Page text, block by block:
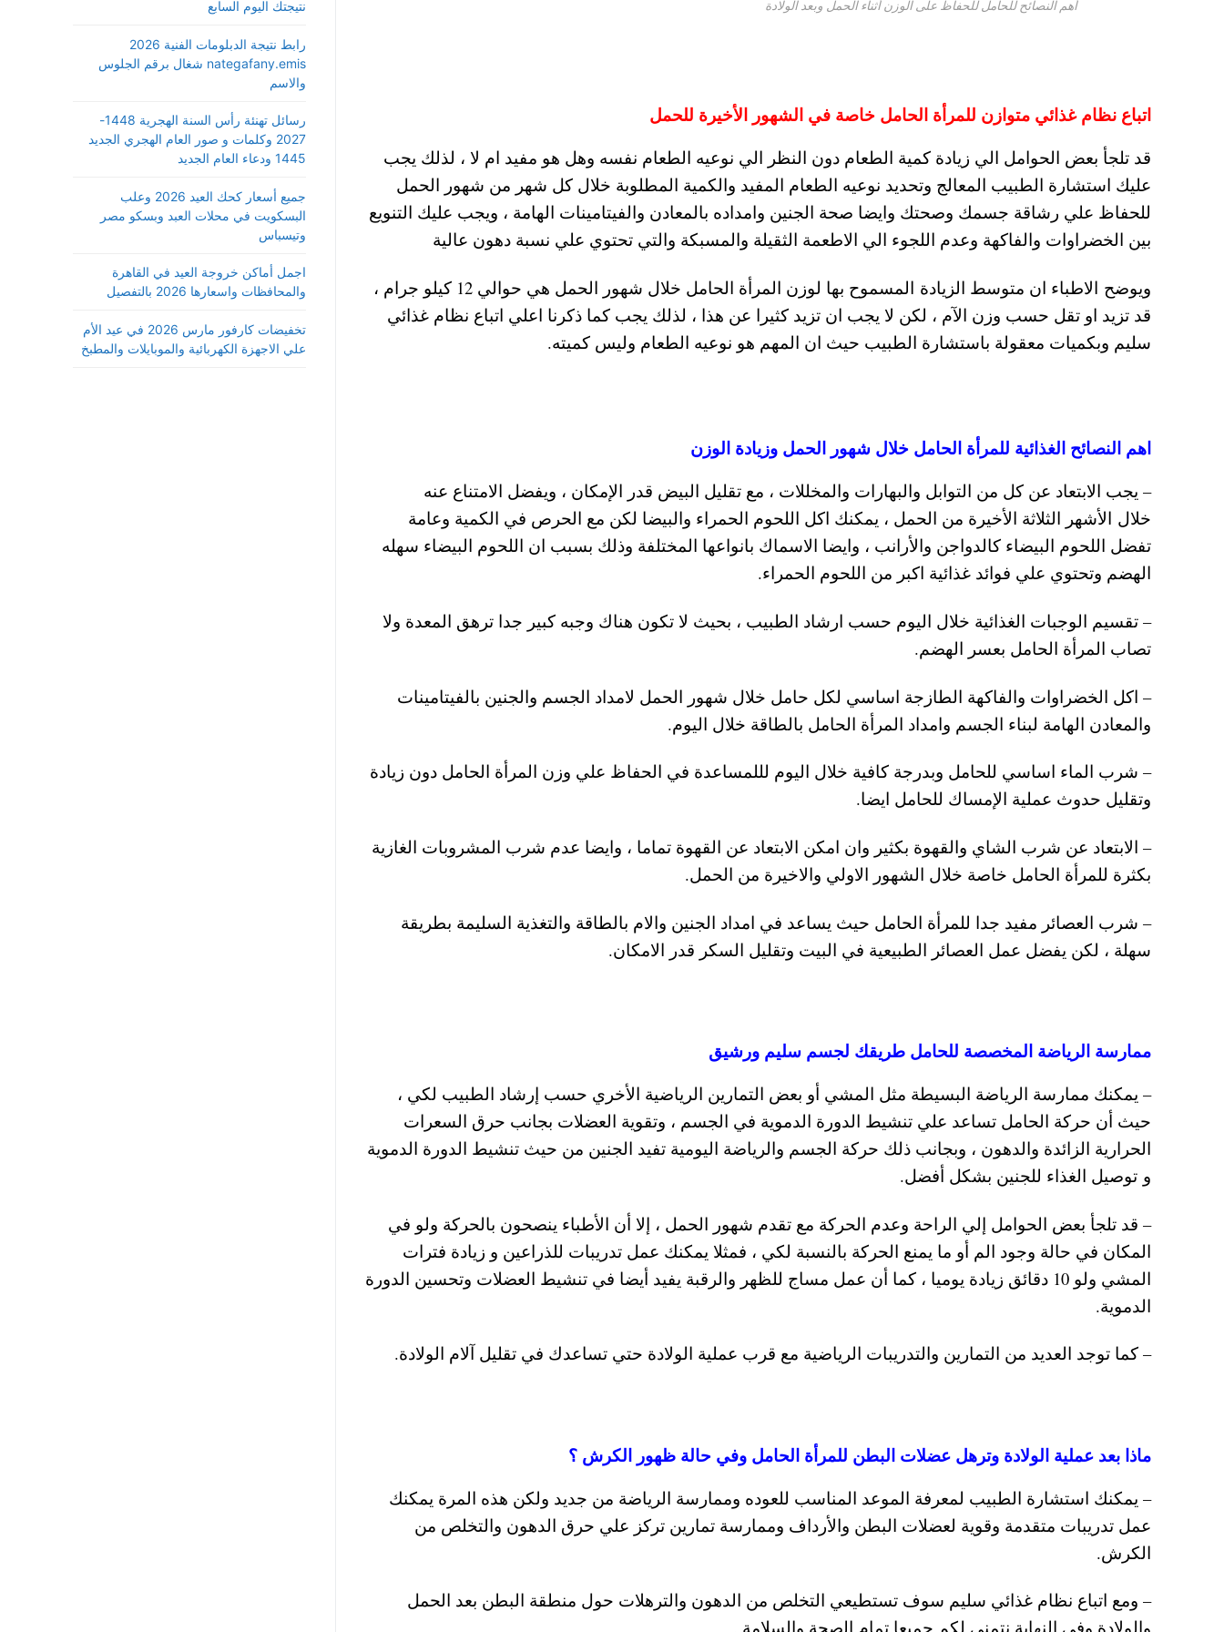
أهم النصائح للحامل للحفاظ على الوزن أثناء الحمل وبعد الولادة
اتباع نظام غذائي متوازن للمرأة الحامل خاصة في الشهور الأخيرة للحمل
قد تلجأ بعض الحوامل الي زيادة كمية الطعام دون النظر الي نوعيه الطعام نفسه وهل هو مفيد ام لا ، لذلك يجب
عليك استشارة الطبيب المعالج وتحديد نوعيه الطعام المفيد والكمية المطلوبة خلال كل شهر من شهور الحمل
للحفاظ علي رشاقة جسمك وصحتك وايضا صحة الجنين وامداده بالمعادن والفيتامينات الهامة ، ويجب عليك التنويع
بين الخضراوات والفاكهة وعدم اللجوء الي الاطعمة الثقيلة والمسبكة والتي تحتوي علي نسبة دهون عالية
ويوضح الاطباء ان متوسط الزيادة المسموح بها لوزن المرأة الحامل خلال شهور الحمل هي حوالي 12 كيلو جرام ،
قد تزيد او تقل حسب وزن الآم ، لكن لا يجب ان تزيد كثيرا عن هذا ، لذلك يجب كما ذكرنا اعلي اتباع نظام غذائي
سليم وبكميات معقولة باستشارة الطبيب حيث ان المهم هو نوعيه الطعام وليس كميته.
اهم النصائح الغذائية للمرأة الحامل خلال شهور الحمل وزيادة الوزن
– يجب الابتعاد عن كل من التوابل والبهارات والمخللات ، مع تقليل البيض قدر الإمكان ، ويفضل الامتناع عنه
خلال الأشهر الثلاثة الأخيرة من الحمل ، يمكنك اكل اللحوم الحمراء والبيضا لكن مع الحرص في الكمية وعامة
تفضل اللحوم البيضاء كالدواجن والأرانب ، وايضا الاسماك بانواعها المختلفة وذلك بسبب ان اللحوم البيضاء سهله
الهضم وتحتوي علي فوائد غذائية اكبر من اللحوم الحمراء.
– تقسيم الوجبات الغذائية خلال اليوم حسب ارشاد الطبيب ، بحيث لا تكون هناك وجبه كبير جدا ترهق المعدة ولا
تصاب المرأة الحامل بعسر الهضم.
– اكل الخضراوات والفاكهة الطازجة اساسي لكل حامل خلال شهور الحمل لامداد الجسم والجنين بالفيتامينات
والمعادن الهامة لبناء الجسم وامداد المرأة الحامل بالطاقة خلال اليوم.
– شرب الماء اساسي للحامل وبدرجة كافية خلال اليوم لللمساعدة في الحفاظ علي وزن المرأة الحامل دون زيادة
وتقليل حدوث عملية الإمساك للحامل ايضا.
– الابتعاد عن شرب الشاي والقهوة بكثير وان امكن الابتعاد عن القهوة تماما ، وايضا عدم شرب المشروبات الغازية
بكثرة للمرأة الحامل خاصة خلال الشهور الاولي والاخيرة من الحمل.
– شرب العصائر مفيد جدا للمرأة الحامل حيث يساعد في امداد الجنين والام بالطاقة والتغذية السليمة بطريقة
سهلة ، لكن يفضل عمل العصائر الطبيعية في البيت وتقليل السكر قدر الامكان.
ممارسة الرياضة المخصصة للحامل طريقك لجسم سليم ورشيق
– يمكنك ممارسة الرياضة البسيطة مثل المشي أو بعض التمارين الرياضية الأخري حسب إرشاد الطبيب لكي ،
حيث أن حركة الحامل تساعد علي تنشيط الدورة الدموية في الجسم ، وتقوية العضلات بجانب حرق السعرات
الحرارية الزائدة والدهون ، وبجانب ذلك حركة الجسم والرياضة اليومية تفيد الجنين من حيث تنشيط الدورة الدموية
و توصيل الغذاء للجنين بشكل أفضل.
– قد تلجأ بعض الحوامل إلي الراحة وعدم الحركة مع تقدم شهور الحمل ، إلا أن الأطباء ينصحون بالحركة ولو في
المكان في حالة وجود الم أو ما يمنع الحركة بالنسبة لكي ، فمثلا يمكنك عمل تدريبات للذراعين و زيادة فترات
المشي ولو 10 دقائق زيادة يوميا ، كما أن عمل مساج للظهر والرقبة يفيد أيضا في تنشيط العضلات وتحسين الدورة
الدموية.
– كما توجد العديد من التمارين والتدريبات الرياضية مع قرب عملية الولادة حتي تساعدك في تقليل آلام الولادة.
ماذا بعد عملية الولادة وترهل عضلات البطن للمرأة الحامل وفي حالة ظهور الكرش ؟
– يمكنك استشارة الطبيب لمعرفة الموعد المناسب للعوده وممارسة الرياضة من جديد ولكن هذه المرة يمكنك
عمل تدريبات متقدمة وقوية لعضلات البطن والأرداف وممارسة تمارين تركز علي حرق الدهون والتخلص من
الكرش.
– ومع اتباع نظام غذائي سليم سوف تستطيعي التخلص من الدهون والترهلات حول منطقة البطن بعد الحمل
والولادة وفي النهاية نتمنى لكم جميعا تمام الصحة والسلامة .
نتيجتك اليوم السابع
رابط نتيجة الدبلومات الفنية 2026
nategafany.emis شغال برقم الجلوس
والاسم
رسائل تهنئة رأس السنة الهجرية 1448-
2027 وكلمات و صور العام الهجري الجديد
1445 ودعاء العام الجديد
جميع أسعار كحك العيد 2026 وعلب
البسكويت في محلات العبد وبسكو مصر
وتيسباس
اجمل أماكن خروجة العيد في القاهرة
والمحافظات واسعارها 2026 بالتفصيل
تخفيضات كارفور مارس 2026 في عيد الأم
علي الاجهزة الكهربائية والموبايلات والمطبخ